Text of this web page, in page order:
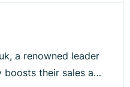
a renowned leader
their sales and